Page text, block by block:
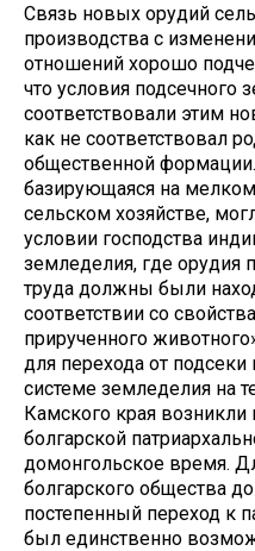
Связь новых орудий
производства с
отношений хорошо
что условия подсечного
соответствовали этим
как не соответствовал
общественной
базирующаяся на
сельском хозяйстве,
условии господства
земледелия, где орудия
труда должны были
соответствии со
прирученного
для перехода от
системе земледелия на
Камского края
болгарской
домонгольское время.
болгарского общества
постепенный переход к
был единственно